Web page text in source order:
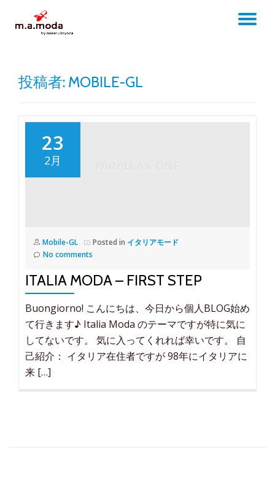
投稿者: MOBILE-GL
23
2月
Mobile-GL Posted in イタリアモード
No comments
ITALIA MODA – FIRST STEP
Buongiorno! こんにちは、今日から個人BLOG始め
て行きます♪ Italia Moda のテーマですが特に気に
してないです。 気に入ってくれれば幸いです。 自
己紹介： イタリア在住者ですが 98年にイタリアに
来 […]